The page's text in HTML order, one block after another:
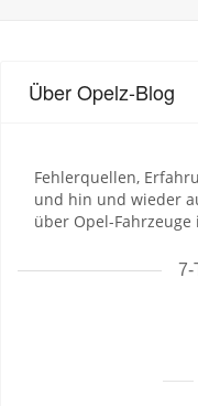
Über Opelz-Blog
Fehlerquellen,
und hin und wieder
über Opel-
7-